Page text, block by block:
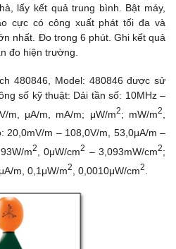
lấy kết quả trung bình. Bật máy,
cực có công xuất phát tối đa và
nhất. Đo trong 6 phút. Ghi kết quả
đo hiện trường.
480846, Model: 480846 được sử
số kỹ thuật: Dải tần số: 10MHz –
m, μA/m, mA/m; μW/m2; mW/m2
20,0mV/m – 108,0V/m, 53,0μA/m –
m2 , 0μW/cm2 – 3,093mW/cm2;
m, 0,1μW/m2 , 0,0010μW/cm2